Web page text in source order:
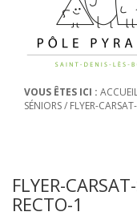
VOUS ÊTES ICI :
SÉNIORS/ FLYER-
FLYER-
RECTO-1